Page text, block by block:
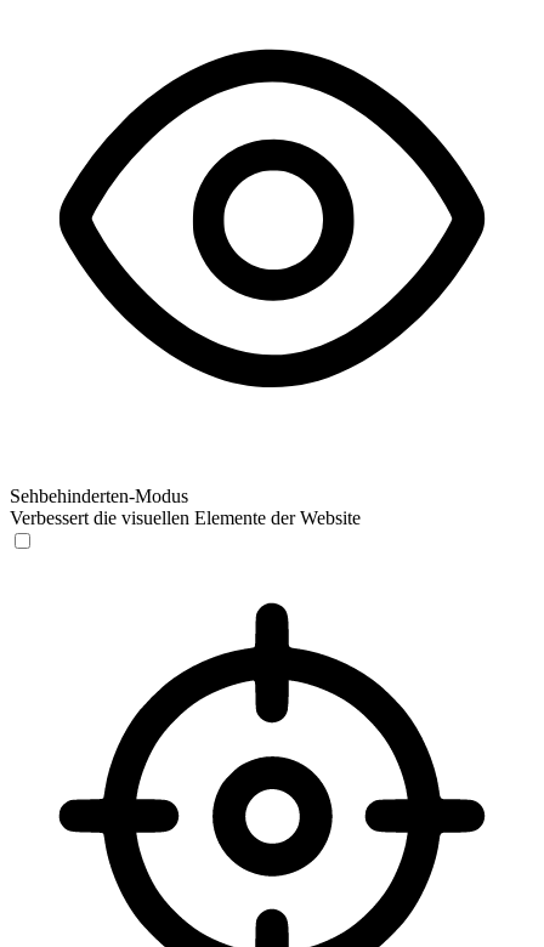
Sehbehinderten-Modus
Verbessert die visuellen Elemente der Website